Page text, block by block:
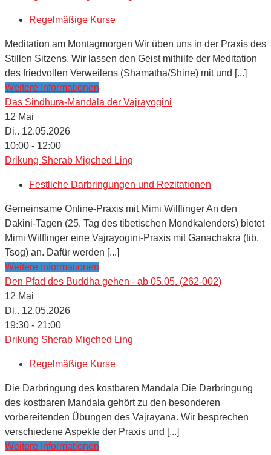
Regelmäßige Kurse
Meditation am Montagmorgen Wir üben uns in der Praxis des
Stillen Sitzens. Wir lassen den Geist mithilfe der Meditation
des friedvollen Verweilens (Shamatha/Shine) mit und [...]
Weitere Informationen
Das Sindhura-Mandala der Vajrayogini
12 Mai
Di.. 12.05.2026
10:00 - 12:00
Drikung Sherab Migched Ling
Festliche Darbringungen und Rezitationen
Gemeinsame Online-Praxis mit Mimi Wilflinger An den
Dakini-Tagen (25. Tag des tibetischen Mondkalenders) bietet
Mimi Wilflinger eine Vajrayogini-Praxis mit Ganachakra (tib.
Tsog) an. Dafür werden [...]
Weitere Informationen
Den Pfad des Buddha gehen - ab 05.05. (262-002)
12 Mai
Di.. 12.05.2026
19:30 - 21:00
Drikung Sherab Migched Ling
Regelmäßige Kurse
Die Darbringung des kostbaren Mandala Die Darbringung
des kostbaren Mandala gehört zu den besonderen
vorbereitenden Übungen des Vajrayana. Wir besprechen
verschiedene Aspekte der Praxis und [...]
Weitere Informationen